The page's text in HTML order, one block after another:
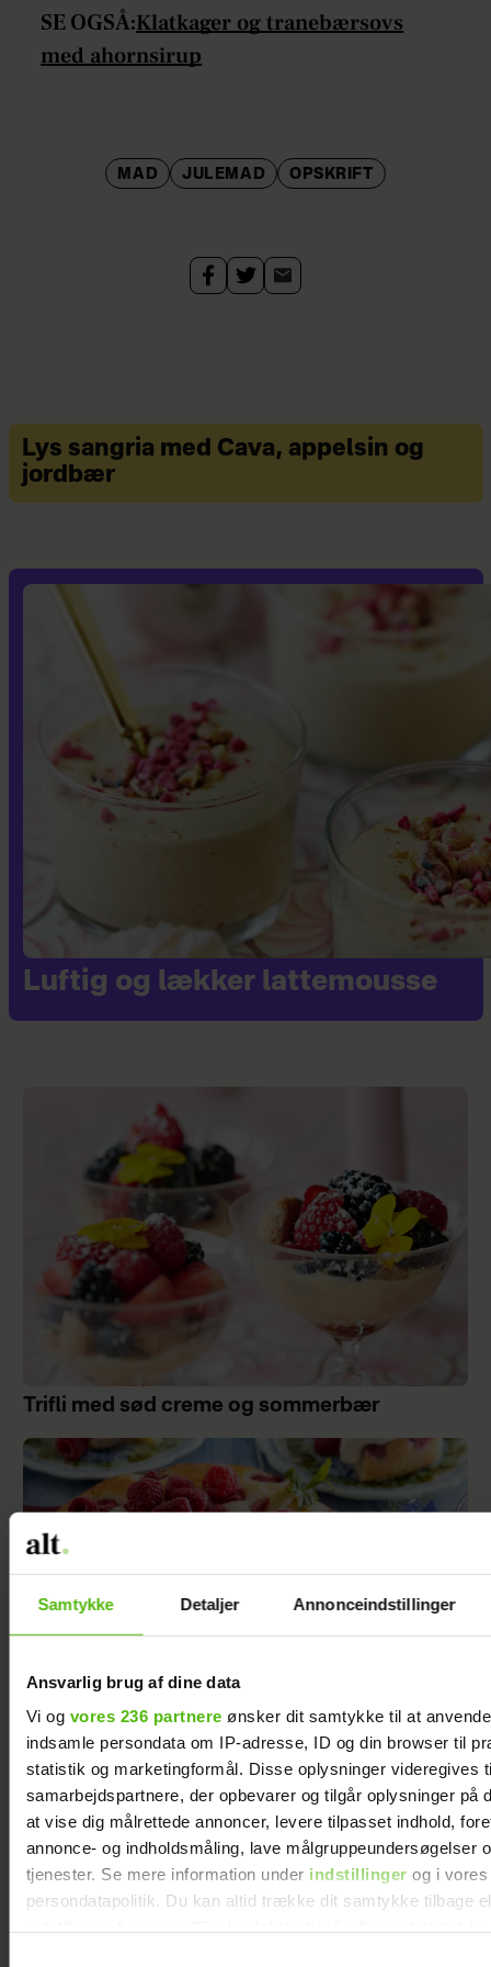
Samtykke Detaljer Annonceindstillinger
Ansvarlig brug af dine data
Vi og vores 236 partnere ønsker dit samtykke til at
indsamle persondata om IP-adresse, ID og din browser til
statistik og marketingformål. Disse oplysninger videregives
samarbejdspartnere, der opbevarer og tilgår oplysninger på
at vise dig målrettede annoncer, levere tilpasset indhold,
annonce- og indholdsmåling, lave målgruppeundersøgelser
tjenester. Se mere information under indstillinger og i vores
persondatapolitik. Du kan altid trække dit samtykke tilbage
SE OGSÅ:Klatkager og tranebærsovs
med ahornsirup
MAD JULEMAD OPSKRIFT
Lys sangria med Cava, appelsin og
jordbær
Luftig og lækker lattemousse
Trifli med sød creme og sommerbær
Ricottakage med hindbær og citron